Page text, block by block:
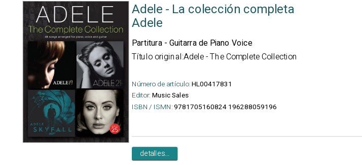
Adele - La colección completa
Adele
Partitura - Guitarra de Piano Voice
Título original:Adele - The Complete Collection
Número de artículo:HL00417831
Editor: Music Sales
ISBN / ISMN:9781705160824 196288059196
detalles...